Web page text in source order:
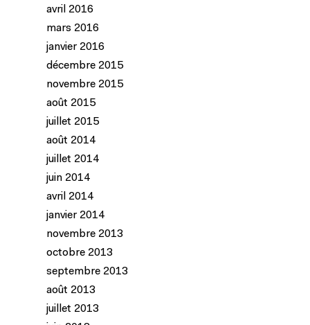
avril 2016
mars 2016
janvier 2016
décembre 2015
novembre 2015
août 2015
juillet 2015
août 2014
juillet 2014
juin 2014
avril 2014
janvier 2014
novembre 2013
octobre 2013
septembre 2013
août 2013
juillet 2013